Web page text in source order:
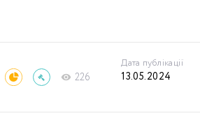
226
Дата публікації
13.05.2024